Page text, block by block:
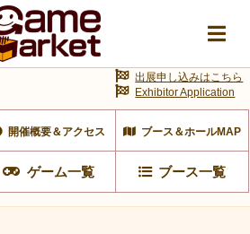
開催概要＆アクセス ブース＆ホールMAP
ゲーム一覧 ブース一覧
出展申し込みはこちら
Exhibitor Application